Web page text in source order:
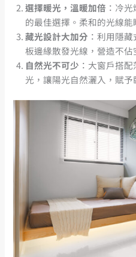
選擇暖光，溫暖加倍 ：冷
的最佳選擇。柔和的光線
藏光設計大加分 ：利用隱
板邊緣散發光線，營造不佔
自然光不可少 ：大窗戶搭
光，讓陽光自然灑入，賦予